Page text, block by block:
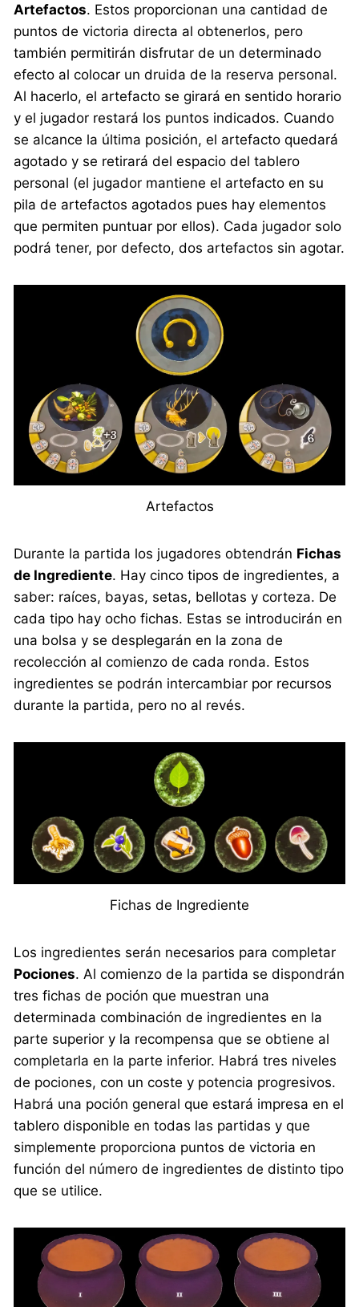
Artefactos. Estos proporcionan una cantidad de
puntos de victoria directa al obtenerlos, pero
también permitirán disfrutar de un determinado
efecto al colocar un druida de la reserva personal.
Al hacerlo, el artefacto se girará en sentido horario
y el jugador restará los puntos indicados. Cuando
se alcance la última posición, el artefacto quedará
agotado y se retirará del espacio del tablero
personal (el jugador mantiene el artefacto en su
pila de artefactos agotados pues hay elementos
que permiten puntuar por ellos). Cada jugador solo
podrá tener, por defecto, dos artefactos sin agotar.
Artefactos
Durante la partida los jugadores obtendrán Fichas
de Ingrediente. Hay cinco tipos de ingredientes, a
saber: raíces, bayas, setas, bellotas y corteza. De
cada tipo hay ocho fichas. Estas se introducirán en
una bolsa y se desplegarán en la zona de
recolección al comienzo de cada ronda. Estos
ingredientes se podrán intercambiar por recursos
durante la partida, pero no al revés.
Fichas de Ingrediente
Los ingredientes serán necesarios para completar
Pociones. Al comienzo de la partida se dispondrán
tres fichas de poción que muestran una
determinada combinación de ingredientes en la
parte superior y la recompensa que se obtiene al
completarla en la parte inferior. Habrá tres niveles
de pociones, con un coste y potencia progresivos.
Habrá una poción general que estará impresa en el
tablero disponible en todas las partidas y que
simplemente proporciona puntos de victoria en
función del número de ingredientes de distinto tipo
que se utilice.